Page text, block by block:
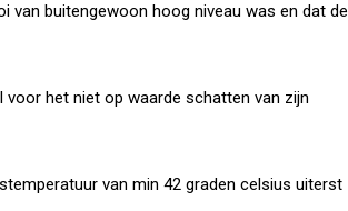
van buitengewoon hoog niveau was en dat de
voor het niet op waarde schatten van zijn
van min 42 graden celsius uiterst